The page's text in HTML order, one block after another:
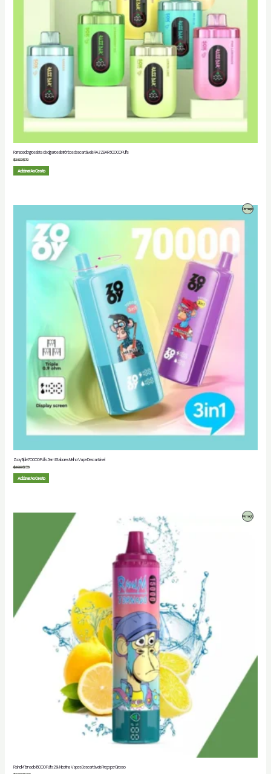
Fornecedor grossista de cigarros eletrónicos descartáveis RAZZBAR 50000 Puffs
$25.00$7.12
Adicionar Ao Cesto
Zooy Triple 70000 Puffs 3 em 1 Sabores Melhor Vape Descartável
PromoçãoProduto
$20.00$5.88
Adicionar Ao Cesto
RahdM Tornado 15000 Puffs 2% Nicotina Vapes Descartáveis Preço por Grosso
PromoçãoProduto